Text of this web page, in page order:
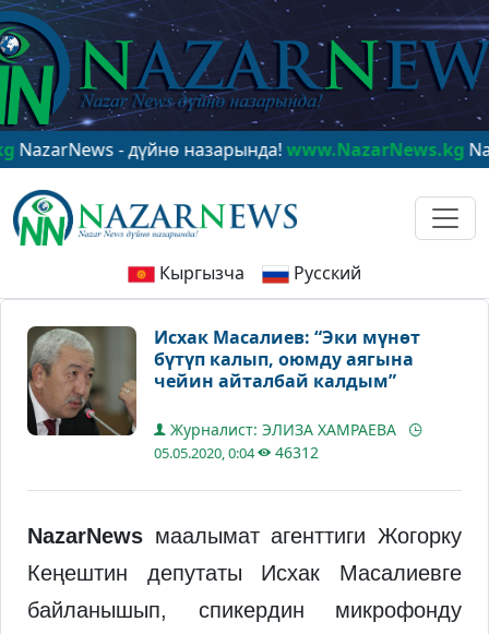
- дүйнө назарында!www.NazarNews.kg
Кыргызча Русский
Исхак Масалиев: “Эки мүнөт
бүтүп калып, оюмду аягына
чейин айталбай калдым”
Журналист: ЭЛИЗА ХАМРАЕВА
05.05.2020, 0:04 46312
NazarNews маалымат агенттиги Жогорку
Кеңештин депутаты Исхак Масалиевге
байланышып, спикердин микрофонду